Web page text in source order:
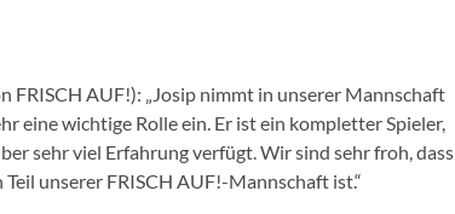
FRISCH AUF!): „Josip nimmt in unserer Mannschaft
eine wichtige Rolle ein. Er ist ein kompletter Spieler,
sehr viel Erfahrung verfügt. Wir sind sehr froh, dass
unserer FRISCH AUF!-Mannschaft ist.“